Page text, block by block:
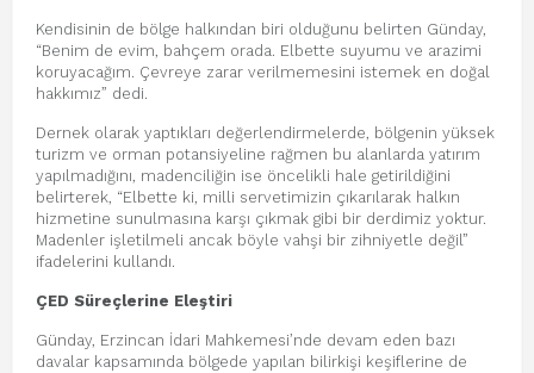
Kendisinin de bölge halkından biri olduğunu belirten Günday,
“Benim de evim, bahçem orada. Elbette suyumu ve arazimi
koruyacağım. Çevreye zarar verilmemesini istemek en doğal
hakkımız” dedi.
Dernek olarak yaptıkları değerlendirmelerde, bölgenin yüksek
turizm ve orman potansiyeline rağmen bu alanlarda yatırım
yapılmadığını, madenciliğin ise öncelikli hale getirildiğini
belirterek, “Elbette ki, milli servetimizin çıkarılarak halkın
hizmetine sunulmasına karşı çıkmak gibi bir derdimiz yoktur.
Madenler işletilmeli ancak böyle vahşi bir zihniyetle değil”
ifadelerini kullandı.
ÇED Süreçlerine Eleştiri
Günday, Erzincan İdari Mahkemesi’nde devam eden bazı
davalar kapsamında bölgede yapılan bilirkişi keşiflerine de